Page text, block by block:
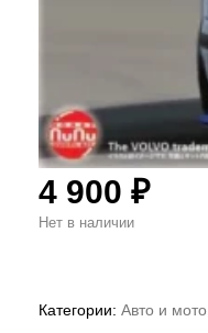
4 900 ₽
Нет в наличии
Категории: Авто и мото